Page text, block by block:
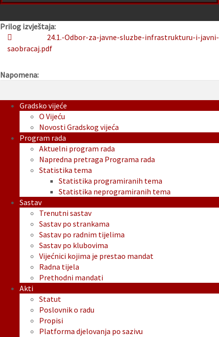
Prilog izvještaja:
24.1.-Odbor-za-javne-sluzbe-infrastrukturu-i-javni-
saobracaj.pdf
Napomena:
Gradsko vijeće
O Vijeću
Novosti Gradskog vijeća
Program rada
Aktuelni program rada
Napredna pretraga Programa rada
Statistika tema
Statistika programiranih tema
Statistika neprogramiranih tema
Sastav
Trenutni sastav
Sastav po strankama
Sastav po radnim tijelima
Sastav po klubovima
Vijećnici kojima je prestao mandat
Radna tijela
Prethodni mandati
Akti
Statut
Poslovnik o radu
Propisi
Platforma djelovanja po sazivu